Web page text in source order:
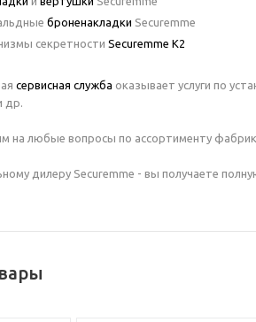
броненакладки Securemme
секретности Securemme K2
сервисная служба оказывает услуги по
др.
на любые вопросы по ассортименту
дилеру Securemme - вы получаете